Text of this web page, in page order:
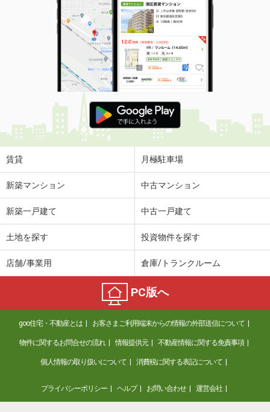
賃貸 月極駐車場
新築マンション 中古マンション
新築一戸建て 中古一戸建て
土地を探す 投資物件を探す
店舗/事業用 倉庫/トランクルーム
PC版へ
goo住宅・不動産とは お客さまご利用端末からの情報の外部送信について
物件に関するお問合せの流れ 情報提供元 不動産情報に関する免責事項
個人情報の取り扱いについて 消費税に関する表記について
プライバシーポリシー ヘルプ お問い合わせ 運営会社